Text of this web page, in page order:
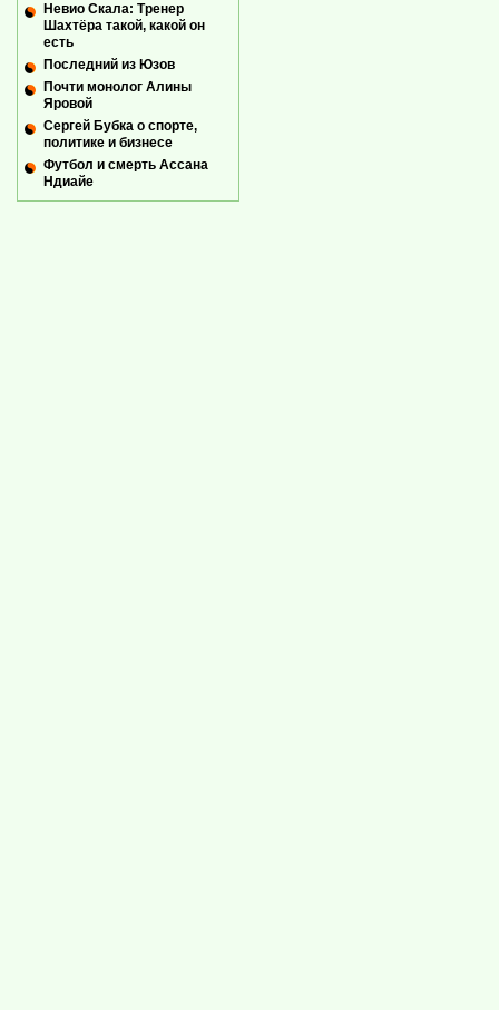
Невио Скала: Тренер
Шахтёра такой, какой он
есть
Последний из Юзов
Почти монолог Алины
Яровой
Сергей Бубка о спорте,
политике и бизнесе
Футбол и смерть Ассана
Ндиайе